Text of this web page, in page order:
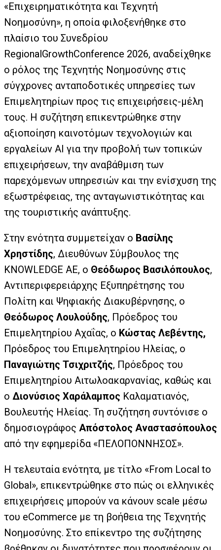
«Επιχειρηματικότητα και Τεχνητή
Νοημοσύνη», η οποία φιλοξενήθηκε στο
πλαίσιο του Συνεδρίου
RegionalGrowthConference 2026, αναδείχθηκε
ο ρόλος της Τεχνητής Νοημοσύνης στις
σύγχρονες ανταποδοτικές υπηρεσίες των
Επιμελητηρίων προς τις επιχειρήσεις-μέλη
τους. Η συζήτηση επικεντρώθηκε στην
αξιοποίηση καινοτόμων τεχνολογιών και
εργαλείων AI για την προβολή των τοπικών
επιχειρήσεων, την αναβάθμιση των
παρεχόμενων υπηρεσιών και την ενίσχυση της
εξωστρέφειας, της ανταγωνιστικότητας και
της τουριστικής ανάπτυξης.
Στην ενότητα συμμετείχαν ο Βασίλης
Χρηστίδης, Διευθύνων Σύμβουλος της
KNOWLEDGE AE, ο Θεόδωρος Βασιλόπουλος,
Αντιπεριφερειάρχης Εξυπηρέτησης του
Πολίτη και Ψηφιακής Διακυβέρνησης, ο
Θεόδωρος Λουλούδης, Πρόεδρος του
Επιμελητηρίου Αχαΐας, ο Κώστας Λεβέντης,
Πρόεδρος του Επιμελητηρίου Ηλείας, ο
Παναγιώτης Τσιχριτζής, Πρόεδρος του
Επιμελητηρίου Αιτωλοακαρνανίας, καθώς και
ο Διονύσιος Χαράλαμπος Καλαματιανός,
Βουλευτής Ηλείας. Τη συζήτηση συντόνισε ο
δημοσιογράφος Απόστολος Αναστασόπουλος
από την εφημερίδα «ΠΕΛΟΠΟΝΝΗΣΟΣ».
Η τελευταία ενότητα, με τίτλο «From Local to
Global», επικεντρώθηκε στο πώς οι ελληνικές
επιχειρήσεις μπορούν να κάνουν scale μέσω
του eCommerce με τη βοήθεια της Τεχνητής
Νοημοσύνης. Στο επίκεντρο της συζήτησης